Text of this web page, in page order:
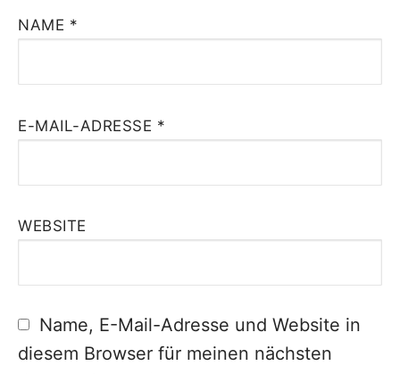
NAME *
E-MAIL-ADRESSE *
WEBSITE
Name, E-Mail-Adresse und Website in
diesem Browser für meinen nächsten